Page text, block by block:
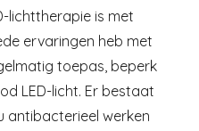
lichttherapie is met
ervaringen heb met
toepas, beperk
LED-licht. Er bestaat
antibacterieel werken